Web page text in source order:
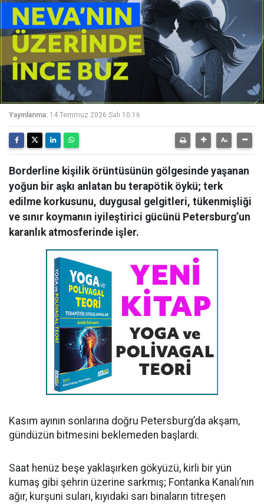
Yayınlanma: 14 Temmuz 2026 Salı 10:16
Borderline kişilik örüntüsünün gölgesinde yaşanan
yoğun bir aşkı anlatan bu terapötik öykü; terk
edilme korkusunu, duygusal gelgitleri, tükenmişliği
ve sınır koymanın iyileştirici gücünü Petersburg’un
karanlık atmosferinde işler.
Kasım ayının sonlarına doğru Petersburg’da akşam,
gündüzün bitmesini beklemeden başlardı.
Saat henüz beşe yaklaşırken gökyüzü, kirli bir yün
kumaş gibi şehrin üzerine sarkmış; Fontanka Kanalı’nın
ağır, kurşuni suları, kıyıdaki sarı binaların titreşen